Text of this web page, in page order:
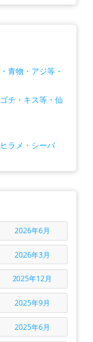
物・アジ等・
・キス等・仙
メ・シーバ
2026年6月
2026年3月
2025年12月
2025年9月
2025年6月